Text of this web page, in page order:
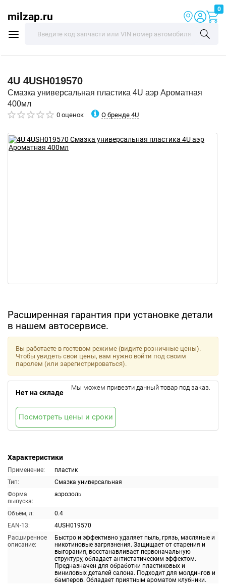
milzap.ru
0
4U 4USH019570
Смазка универсальная пластика 4U аэр Ароматная
400мл
0 оценок О бренде 4U
Расширенная гарантия при установке детали
в нашем автосервисе.
Характеристики
Применение:
пластик
Тип:
Смазка универсальная
Форма
выпуска:
аэрозоль
Объём, л:
0.4
EAN-13:
4USH019570
Расширенное
описание:
Быстро и эффективно удаляет пыль, грязь, масляные и
никотиновые загрязнения. Защищает от старения и
выгорания, восстанавливает первоначальную
структуру, обладает антистатическим эффектом.
Предназначен для обработки пластиковых и
виниловых деталей салона. Подходит для молдингов и
бамперов. Обладает приятным ароматом клубники.
Вы работаете в гостевом режиме (видите розничные цены).
Чтобы увидеть свои цены, вам нужно войти под своим
паролем (или зарегистрироваться).
Нет на складе
Мы можем привезти данный товар под заказ.
Посмотреть цены и сроки